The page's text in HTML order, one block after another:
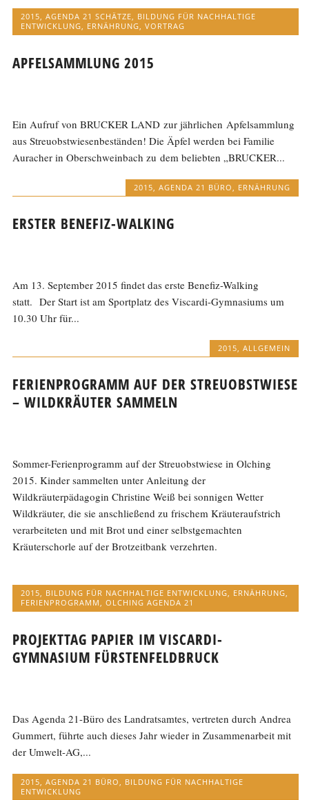
2015,AGENDA 21 SCHÄTZE, BILDUNG FÜR NACHHALTIGE
ENTWICKLUNG, ERNÄHRUNG,VORTRAG
APFELSAMMLUNG 2015
Ein Aufruf von BRUCKER LAND zur jährlichen Apfelsammlung
aus Streuobstwiesenbeständen! Die Äpfel werden bei Familie
Auracher in Oberschweinbach zu dem beliebten „BRUCKER...
2015 AGENDA 21 BÜRO ERNÄHRUNG
ERSTER BENEFIZ-WALKING
Am 13. September 2015 findet das erste Benefiz-Walking
statt. Der Start ist am Sportplatz des Viscardi-Gymnasiums um
10.30 Uhr für...
2015, ALLGEMEIN
FERIENPROGRAMM AUF DER STREUOBSTWIESE
– WILDKRÄUTER SAMMELN
Sommer-Ferienprogramm auf der Streuobstwiese in Olching
2015. Kinder sammelten unter Anleitung der
Wildkräuterpädagogin Christine Weiß bei sonnigen Wetter
Wildkräuter, die sie anschließend zu frischem Kräuteraufstrich
verarbeiteten und mit Brot und einer selbstgemachten
Kräuterschorle auf der Brotzeitbank verzehrten.
2015, BILDUNG FÜR NACHHALTIGE ENTWICKLUNG, ERNÄHRUNG,
FERIENPROGRAMM,OLCHING AGENDA 21
PROJEKTTAG PAPIER IM VISCARDI-
GYMNASIUM FÜRSTENFELDBRUCK
Das Agenda 21-Büro des Landratsamtes, vertreten durch Andrea
Gummert, führte auch dieses Jahr wieder in Zusammenarbeit mit
der Umwelt-AG,...
2015 ,AGENDA 21 BÜRO
BILDUNG FÜR NACHHALTIGE
ENTWICKLUNG